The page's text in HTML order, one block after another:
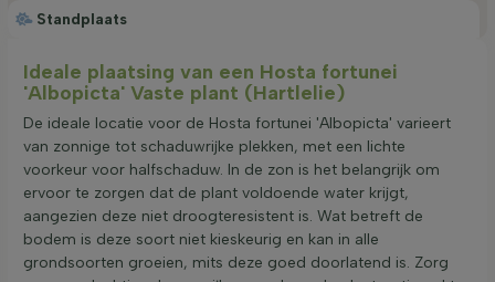
Standplaats
Ideale plaatsing van een Hosta fortunei
'Albopicta' Vaste plant (Hartlelie)
De ideale locatie voor de Hosta fortunei 'Albopicta' varieert
van zonnige tot schaduwrijke plekken, met een lichte
voorkeur voor halfschaduw. In de zon is het belangrijk om
ervoor te zorgen dat de plant voldoende water krijgt,
aangezien deze niet droogteresistent is. Wat betreft de
bodem is deze soort niet kieskeurig en kan in alle
grondsoorten groeien, mits deze goed doorlatend is. Zorg